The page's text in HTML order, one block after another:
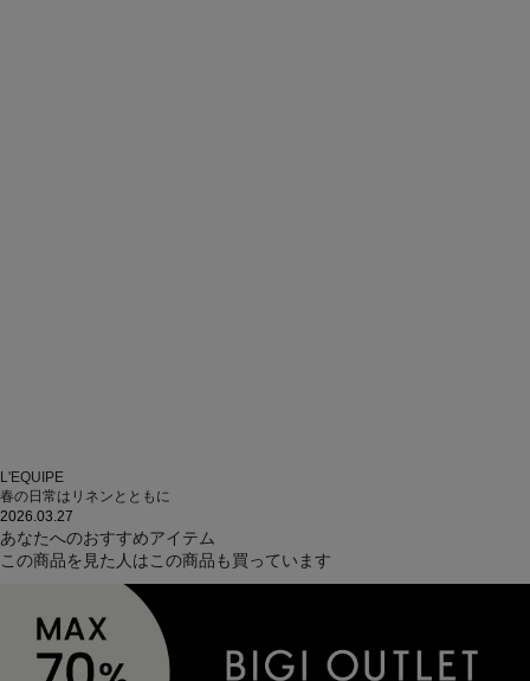
L'EQUIPE
春の日常はリネンとともに
2026.03.27
あなたへのおすすめアイテム
この商品を見た人はこの商品も買っています